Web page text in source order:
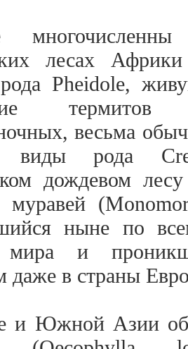
лесах
Pheidole,
весьма
виды рода
дождевом
муравей
ныне по
мира и
даже в страны
и Южной Азии